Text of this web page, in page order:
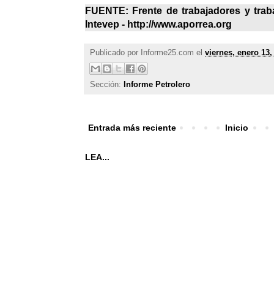
FUENTE: Frente de trabajadores y
Intevep - http://www.aporrea.org
Publicado por Informe25.com el viernes, enero 13,
Sección: Informe Petrolero
Entrada más reciente Inicio
LEA...